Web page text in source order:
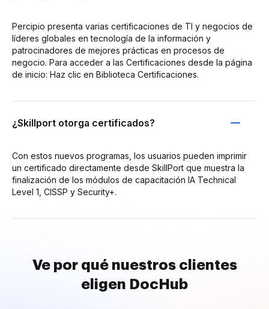
Percipio presenta varias certificaciones de TI y negocios de
líderes globales en tecnología de la información y
patrocinadores de mejores prácticas en procesos de
negocio. Para acceder a las Certificaciones desde la página
de inicio: Haz clic en Biblioteca Certificaciones.
¿Skillport otorga certificados?
Con estos nuevos programas, los usuarios pueden imprimir
un certificado directamente desde SkillPort que muestra la
finalización de los módulos de capacitación IA Technical
Level 1, CISSP y Security+.
Ve por qué nuestros clientes
eligen DocHub